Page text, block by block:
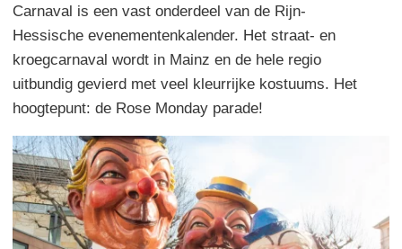
Carnaval is een vast onderdeel van de Rijn-
Hessische evenementenkalender. Het straat- en
kroegcarnaval wordt in Mainz en de hele regio
uitbundig gevierd met veel kleurrijke kostuums. Het
hoogtepunt: de Rose Monday parade!